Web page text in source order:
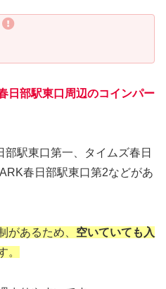
日部駅東口周辺のコインパー
駅東口第一、タイムズ春日
春日部駅東口第2などがあ
があるため、 空いていても入
。